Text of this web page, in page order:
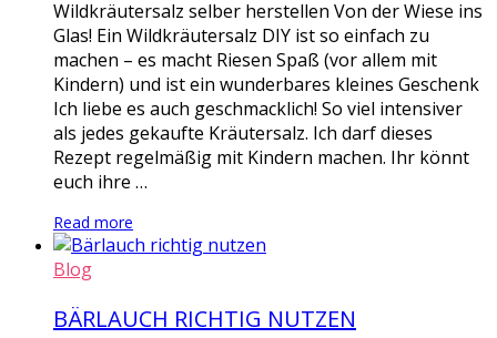
Wildkräutersalz selber herstellen Von der Wiese ins
Glas! Ein Wildkräutersalz DIY ist so einfach zu
machen – es macht Riesen Spaß (vor allem mit
Kindern) und ist ein wunderbares kleines Geschenk
Ich liebe es auch geschmacklich! So viel intensiver
als jedes gekaufte Kräutersalz. Ich darf dieses
Rezept regelmäßig mit Kindern machen. Ihr könnt
euch ihre …
Read more
Blog
BÄRLAUCH RICHTIG NUTZEN